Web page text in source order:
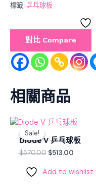
標籤: 乒乓球板
對比 Compare
相關商品
Sale!
Sale!
Diode V 乒乓球板
$570.00
Original
was:
$570.00.
$513.00
Current
is:
$513.00.
Add to wishlist